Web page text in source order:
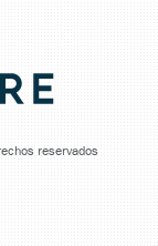
reservados